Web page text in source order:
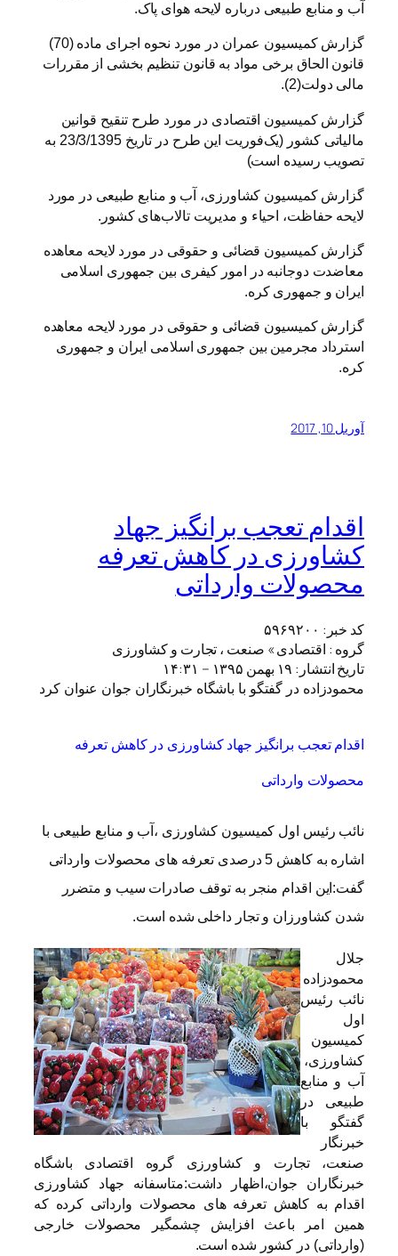
آب و منابع طبیعی درباره لایحه هوای پاک.
گزارش کمیسیون عمران در مورد نحوه اجرای ماده (70)
قانون الحاق برخی مواد به قانون تنظیم بخشی از مقررات
مالی دولت(2).
گزارش کمیسیون اقتصادی در مورد طرح تنقیح قوانین
مالیاتی کشور (یک‌فوریت این طرح در تاریخ 23/3/1395 به
تصویب رسیده است)
گزارش کمیسیون کشاورزی، آب و منابع طبیعی در مورد
لایحه حفاظت، احیاء و مدیریت تالاب‌های کشور.
گزارش کمیسیون قضائی و حقوقی در مورد لایحه معاهده
معاضدت دوجانبه در امور کیفری بین جمهوری اسلامی
ایران و جمهوری کره.
گزارش کمیسیون قضائی و حقوقی در مورد لایحه معاهده
استرداد مجرمین بین جمهوری اسلامی ایران و جمهوری
کره.
آوریل 10, 2017
اقدام تعجب برانگیز جهاد
کشاورزی در کاهش تعرفه
محصولات وارداتی
کد خبر: ۵۹۶۹۲۰۰
گروه : اقتصادی » صنعت ، تجارت و کشاورزی
تاریخ انتشار: ۱۹ بهمن ۱۳۹۵ – ۱۴:۳۱
محمودزاده در گفتگو با باشگاه خبرنگاران جوان عنوان کرد
اقدام تعجب برانگیز جهاد کشاورزی در کاهش تعرفه
محصولات وارداتی
نائب رئیس اول کمیسیون کشاورزی ،آب و منابع طبیعی با
اشاره به کاهش 5 درصدی تعرفه های محصولات وارداتی
گفت:این اقدام منجر به توقف صادرات سیب و متضرر
شدن کشاورزان و تجار داخلی شده است.
جلال
محمودزاده
نائب رئیس
اول
کمیسیون
کشاورزی،
آب و منابع
طبیعی در
گفتگو با
خبرنگار
صنعت، تجارت و کشاورزی گروه اقتصادی باشگاه
خبرنگاران جوان،اظهار داشت:متاسفانه جهاد کشاورزی
اقدام به کاهش تعرفه های محصولات وارداتی کرده که
همین امر باعث افزایش چشمگیر محصولات خارجی
(وارداتی) در کشور شده است.